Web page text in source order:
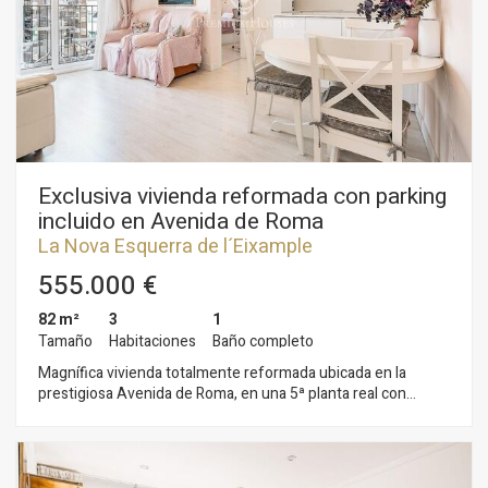
Exclusiva vivienda reformada con parking
incluido en Avenida de Roma
La Nova Esquerra de l´Eixample
555.000 €
82 m²
Tamaño
3
Habitaciones
1
Baño completo
Magnífica vivienda totalmente reformada ubicada en la
prestigiosa Avenida de Roma, en una 5ª planta real con
oportunidad ideal para quienes buscan entrar a vivir desde el
primer día, evitando el coste, el tiempo y las complicaciones